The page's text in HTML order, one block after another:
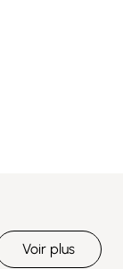
Voir plus